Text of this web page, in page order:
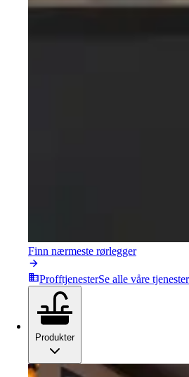
Finn nærmeste rørlegger
ProfftjenesterSe alle våre
Produkter